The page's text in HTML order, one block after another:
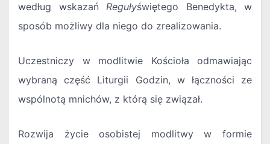
według wskazań Regułyświętego Benedykta, w
sposób możliwy dla niego do zrealizowania.
Uczestniczy w modlitwie Kościoła odmawiając
wybraną część Liturgii Godzin, w łączności ze
wspólnotą mnichów, z którą się związał.
Rozwija życie osobistej modlitwy w formie